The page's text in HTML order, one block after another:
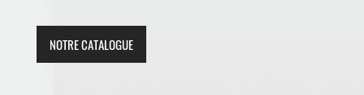
JETZT BESTELLEN
NOTRE CATALOGUE
NOTRE CATALOGUE